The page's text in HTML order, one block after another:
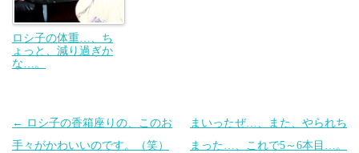
ロシ子の体重…、ち
ょっと、減り過ぎか
な…。
投
稿
← ロシ子の香箱座りの、このお
手々がかわいいのです。（笑）
まいったぜ…、また、やられち
まった…、これで5～6本目…。